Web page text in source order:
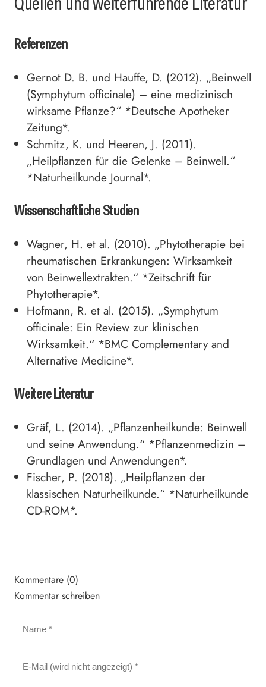
Referenzen
Gernot D. B. und Hauffe, D. (2012). „Beinwell
(Symphytum officinale) – eine medizinisch
wirksame Pflanze?“ *Deutsche Apotheker
Zeitung*.
Schmitz, K. und Heeren, J. (2011).
„Heilpflanzen für die Gelenke – Beinwell.“
*Naturheilkunde Journal*.
Wissenschaftliche Studien
Wagner, H. et al. (2010). „Phytotherapie bei
rheumatischen Erkrankungen: Wirksamkeit
von Beinwellextrakten.“ *Zeitschrift für
Phytotherapie*.
Hofmann, R. et al. (2015). „Symphytum
officinale: Ein Review zur klinischen
Wirksamkeit.“ *BMC Complementary and
Alternative Medicine*.
Weitere Literatur
Gräf, L. (2014). „Pflanzenheilkunde: Beinwell
und seine Anwendung.“ *Pflanzenmedizin –
Grundlagen und Anwendungen*.
Fischer, P. (2018). „Heilpflanzen der
klassischen Naturheilkunde.“ *Naturheilkunde
CD-ROM*.
Kommentare (0)
Kommentar schreiben